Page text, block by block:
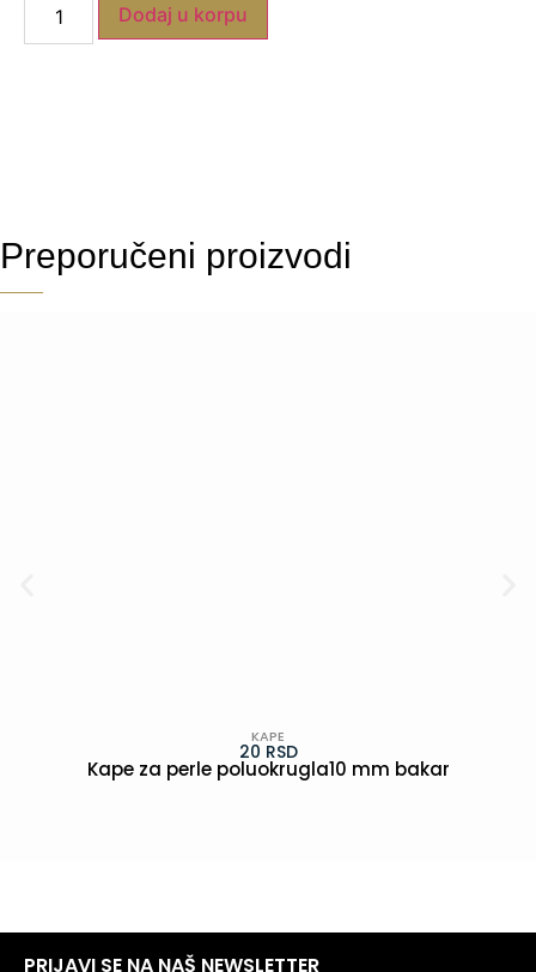
Dodaj u korpu
Preporučeni proizvodi
KAPE
20 RSD
Kape za perle poluokrugla10 mm bakar
PRIJAVI SE NA NAŠ NEWSLETTER